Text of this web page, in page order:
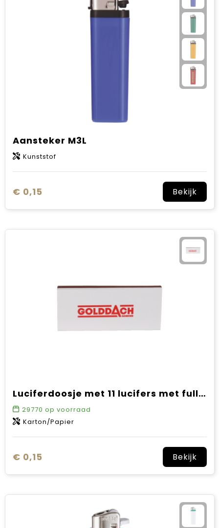
Zomergeschenken
Aansteker M3L
Kunststof
€ 0,15 Bekijk
Luciferdoosje met 11 lucifers met full colour opdruk, VANAF 50 STUKS
29770 op voorraad
Karton/Papier
€ 0,15 Bekijk